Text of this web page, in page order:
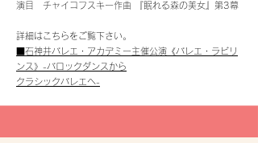
演目 チャイコフスキー作曲 『眠れる森の美女』第3幕
詳細はこちらをご覧下さい。
■石神井バレエ・アカデミー主催公演《バレエ・ラビリ
ンス》-バロックダンスから
クラシックバレエヘ-